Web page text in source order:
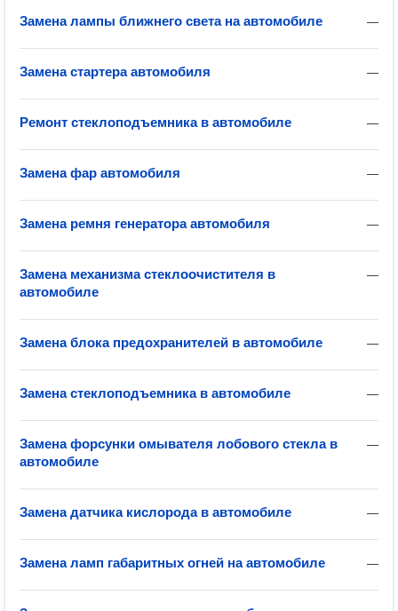
—
Замена лампы ближнего света на автомобиле
—
Замена стартера автомобиля
—
Ремонт стеклоподъемника в автомобиле
—
Замена фар автомобиля
—
Замена ремня генератора автомобиля
—
Замена механизма стеклоочистителя в
автомобиле
—
Замена блока предохранителей в автомобиле
—
Замена стеклоподъемника в автомобиле
—
Замена форсунки омывателя лобового стекла в
автомобиле
—
Замена датчика кислорода в автомобиле
—
Замена ламп габаритных огней на автомобиле